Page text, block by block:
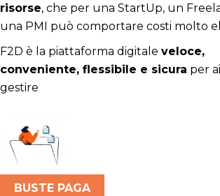
risorse, che per una StartUp, un
una PMI può comportare costi molto
F2D è la piattaforma digitale veloce,
conveniente, flessibile e sicura per
gestire
BUSTE PAGA